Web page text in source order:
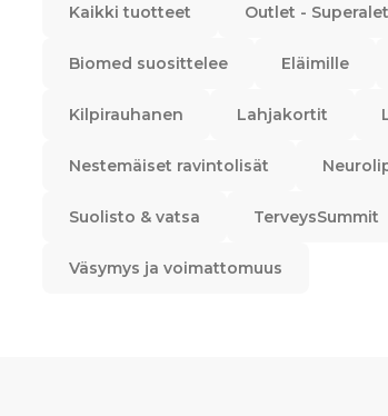
Kaikki tuotteet Outlet -
Biomed suosittelee Eläimille
Kilpirauhanen Lahjakortit
Nestemäiset ravintolisät
Suolisto & vatsa TerveysSummit
Väsymys ja voimattomuus